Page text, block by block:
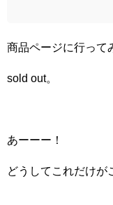
商品ページに行って
sold out。
あーーー！
どうしてこれだけが